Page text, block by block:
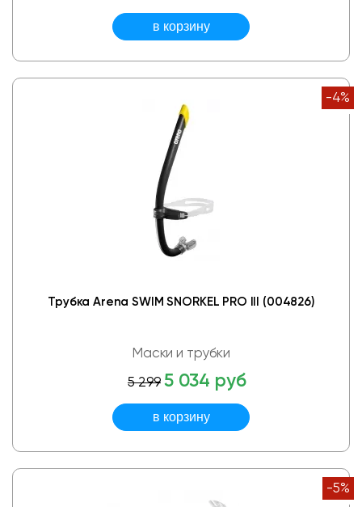
-4%
Трубка Arena SWIM SNORKEL PRO III (004826)
Маски и трубки
5 299 5 034 руб
-5%